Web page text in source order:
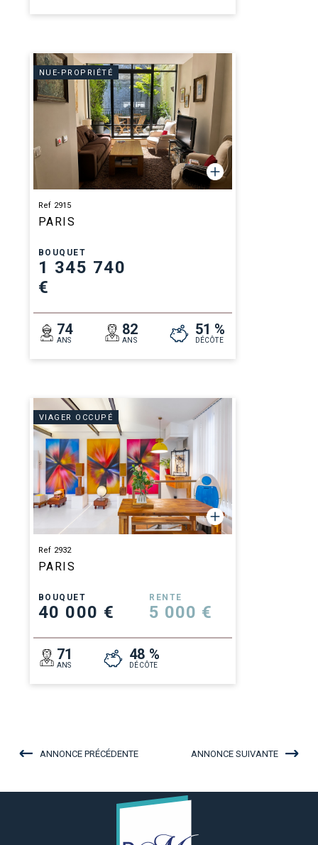
NUE-PROPRIÉTÉ
Ref 2915
PARIS
BOUQUET
1 345 740
€
74
ANS
82
ANS
51 %
DÉCÔTE
VIAGER OCCUPÉ
Ref 2932
PARIS
BOUQUET
40 000 €
RENTE
5 000 €
71
ANS
48 %
DÉCÔTE
ANNONCE PRÉCÉDENTE ANNONCE SUIVANTE